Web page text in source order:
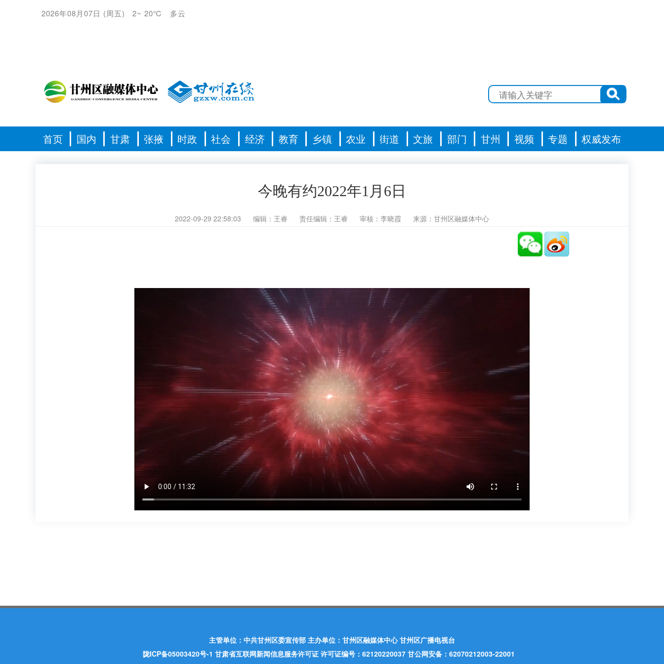
2026年08月07日 (周五) 2~ 20℃ 多云
首页 国内 甘肃 张掖 时政 社会 经济 教育 乡镇 农业 街道 文旅 部门 甘州 视频 专题 权威发布
今晚有约2022年1月6日
2022-09-29 22:58:03 编辑：王睿 责任编辑：王睿 审核：李晓霞 来源：甘州区融媒体中心
主管单位：中共甘州区委宣传部 主办单位：甘州区融媒体中心 甘州区广播电视台
陇ICP备05003420号-1 甘肃省互联网新闻信息服务许可证 许可证编号：62120220037 甘公网安备：62070212003-22001